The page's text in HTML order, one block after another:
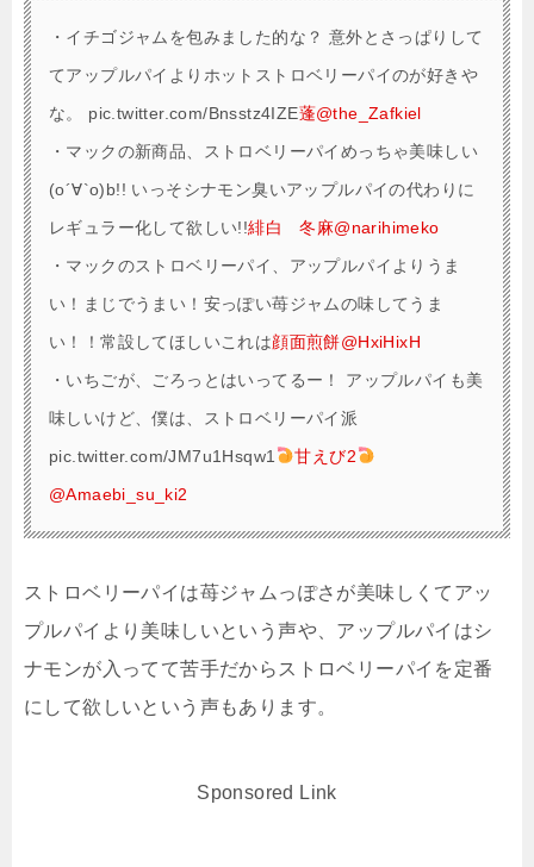
・ イチゴジャムを包みました的な？ 意外とさっぱりして
てアップルパイよりホットストロベリーパイのが好きや
な。 pic.twitter.com/Bnsstz4IZE蓬@the_Zafkiel
・ マックの新商品、ストロベリーパイめっちゃ美味しい
(о´∀`о)b!! いっそシナモン臭いアップルパイの代わりに
レギュラー化して欲しい!!緋白 冬麻@narihimeko
・ マックのストロベリーパイ、アップルパイよりうま
い！まじでうまい！安っぽい苺ジャムの味してうま
い！！常設してほしいこれは顔面煎餅@HxiHixH
・ いちごが、ごろっとはいってるー！ アップルパイも美
味しいけど、僕は、ストロベリーパイ派
pic.twitter.com/JM7u1Hsqw1
甘えび2
@Amaebi_su_ki2
ストロベリーパイは苺ジャムっぽさが美味しくてアッ
プルパイより美味しいという声や、アップルパイはシ
ナモンが入ってて苦手だからストロベリーパイを定番
にして欲しいという声もあります。
Sponsored Link